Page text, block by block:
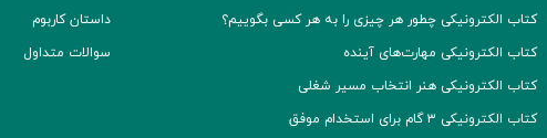
کتاب الکترونیکی چطور هر چیزی را به هر کسی بگوییم؟
کتاب الکترونیکی مهارت‌های آینده
کتاب الکترونیکی هنر انتخاب مسیر شغلی
کتاب الکترونیکی ۳ گام برای استخدام موفق
داستان کاربوم
سوالات متداول